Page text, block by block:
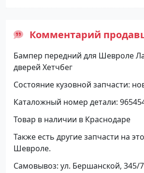
Комментарий
Бампер передний для Шевроле
дверей Хетчбег
Состояние кузовной запчасти:
Каталожный номер детали:
Товар в наличии в Краснодаре
Также есть другие запчасти на
Шевроле.
Самовывоз: ул. Бершанской, 345/7